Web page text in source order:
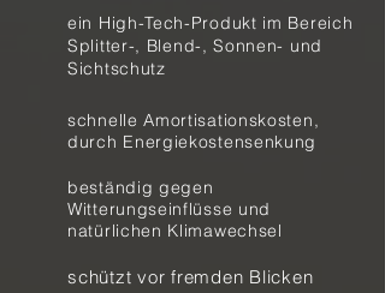
ein High-Tech-Produkt im Bereich
Splitter-, Blend-, Sonnen- und
Sichtschutz
schnelle Amortisationskosten,
durch Energiekostensenkung
beständig gegen
Witterungseinflüsse und
natürlichen Klimawechsel
schützt vor fremden Blicken